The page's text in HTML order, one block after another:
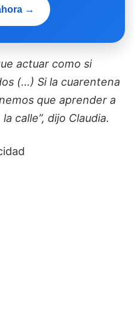
→
actuar como si
(…) Si la cuarentena
que aprender a
calle”, dijo Claudia.